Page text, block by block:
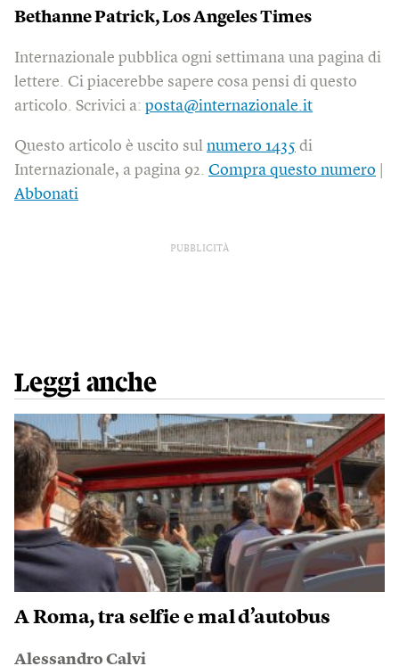
Bethanne Patrick, Los Angeles Times
Internazionale pubblica ogni settimana una pagina di
lettere. Ci piacerebbe sapere cosa pensi di questo
articolo. Scrivici a: posta@internazionale.it
Questo articolo è uscito sul numero 1435 di
Internazionale, a pagina 92. Compra questo numero
Abbonati
PUBBLICITÀ
Leggi anche
A Roma, tra selfie e mal d’autobus
Alessandro Calvi